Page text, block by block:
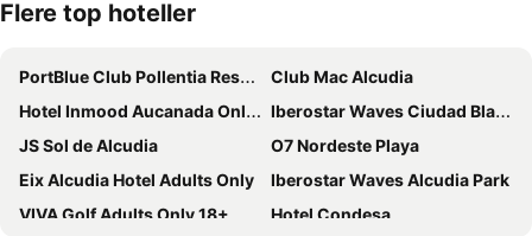
Flere top hoteller
PortBlue Club Pollentia Resort & Spa
Club Mac Alcudia
Hotel Inmood Aucanada Only Adults +16
Iberostar Waves Ciudad Blanca
JS Sol de Alcudia
O7 Nordeste Playa
Eix Alcudia Hotel Adults Only
Iberostar Waves Alcudia Park
VIVA Golf Adults Only 18+
Hotel Condesa